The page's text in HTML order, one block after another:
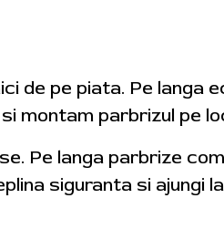
de pe piata. Pe langa
montam parbrizul pe
Pe langa parbrize
siguranta si ajungi